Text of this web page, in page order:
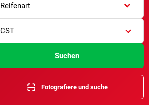
Reifenart
CST
Suchen
Fotografiere und suche